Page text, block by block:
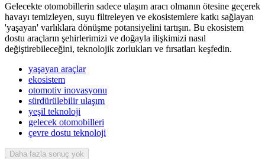
Gelecekte otomobillerin sadece ulaşım aracı olmanın ötesine geçerek
havayı temizleyen, suyu filtreleyen ve ekosistemlere katkı sağlayan
'yaşayan' varlıklara dönüşme potansiyelini tartışın. Bu ekosistem
dostu araçların şehirlerimizi ve doğayla ilişkimizi nasıl
değiştirebileceğini, teknolojik zorlukları ve fırsatları keşfedin.
yaşayan araçlar
ekosistem
otomotiv inovasyonu
sürdürülebilir ulaşım
yeşil teknoloji
gelecek otomobilleri
çevre dostu teknoloji
Daha fazla sonuç yok